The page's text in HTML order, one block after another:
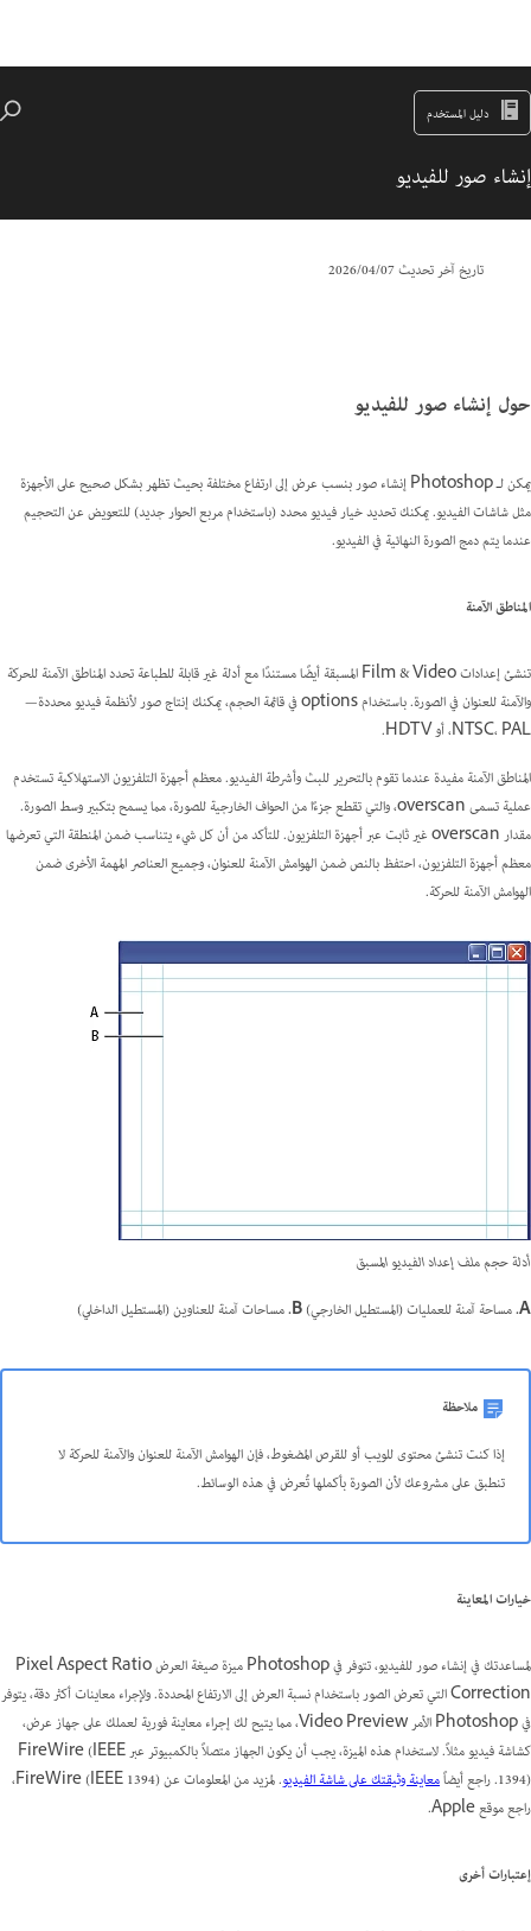
دليل المستخدم
إنشاء صور للفيديو
تاريخ آخر تحديث07‏/04‏/2026
حول إنشاء صور للفيديو
يمكن لـ Photoshop إنشاء صور بنسب عرض إلى ارتفاع مختلفة بحيث تظهر بشكل صحيح على الأجهزة
مثل شاشات الفيديو. يمكنك تحديد خيار فيديو محدد (باستخدام مربع الحوار جديد) للتعويض عن التحجيم
عندما يتم دمج الصورة النهائية في الفيديو.
المناطق الآمنة
تنشئ إعدادات Film & Video المسبقة أيضًا مستندًا مع أدلة غير قابلة للطباعة تحدد المناطق الآمنة للحركة
والآمنة للعنوان في الصورة. باستخدام options في قائمة الحجم، يمكنك إنتاج صور لأنظمة فيديو محددة—
NTSC، PAL، أو HDTV.
المناطق الآمنة مفيدة عندما تقوم بالتحرير للبث وأشرطة الفيديو. معظم أجهزة التلفزيون الاستهلاكية تستخدم
عملية تسمى overscan، والتي تقطع جزءًا من الحواف الخارجية للصورة، مما يسمح بتكبير وسط الصورة.
مقدار overscan غير ثابت عبر أجهزة التلفزيون. للتأكد من أن كل شيء يتناسب ضمن المنطقة التي تعرضها
معظم أجهزة التلفزيون، احتفظ بالنص ضمن الهوامش الآمنة للعنوان، وجميع العناصر المهمة الأخرى ضمن
الهوامش الآمنة للحركة.
أدلة حجم ملف إعداد الفيديو المسبق
A. مساحة آمنة للعمليات (المستطيل الخارجي)B. مساحات آمنة للعناوين (المستطيل الداخلي)
ملاحظة
إذا كنت تنشئ محتوى للويب أو للقرص المضغوط، فإن الهوامش الآمنة للعنوان والآمنة للحركة لا
تنطبق على مشروعك لأن الصورة بأكملها تُعرض في هذه الوسائط.
خيارات المعاينة
لمساعدتك في إنشاء صور للفيديو، تتوفر في Photoshop ميزة صيغة العرض Pixel Aspect Ratio
Correction التي تعرض الصور باستخدام نسبة العرض إلى الارتفاع المحددة. ولإجراء معاينات أكثر دقة، يتوفر
في Photoshop الأمر Video Preview، مما يتيح لك إجراء معاينة فورية لعملك على جهاز عرض،
كشاشة فيديو مثلاً. لاستخدام هذه الميزة، يجب أن يكون الجهاز متصلاً بالكمبيوتر عبر FireWire (IEEE
1394)‎. راجع أيضاً
معاينة وثيقتك على شاشة الفيديو
. لمزيد من المعلومات عن FireWire (IEEE 1394)‎،
راجع موقع Apple.
إعتبارات أخرى